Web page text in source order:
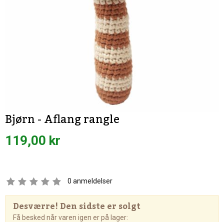
Bjørn - Aflang rangle
119,00 kr
0 anmeldelser
Desværre! Den sidste er solgt
Få besked når varen igen er på lager: